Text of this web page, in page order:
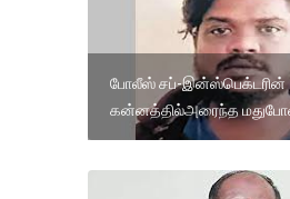
போலீஸ் சப்-இன்ஸ்பெக்டரின்
கன்னத்தில்அரைந்த